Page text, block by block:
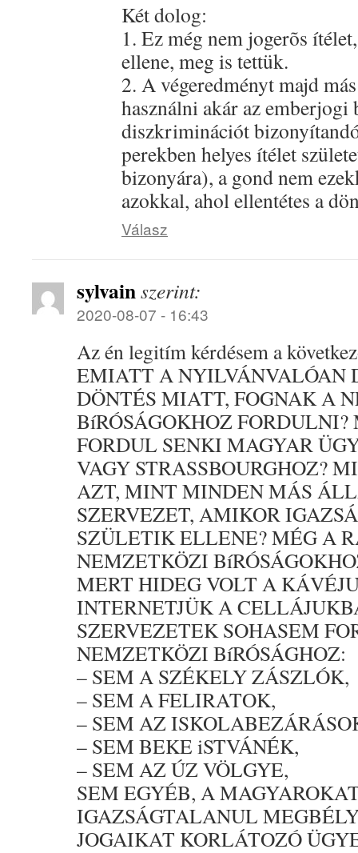
Két dolog:
1. Ez még nem jogerõs
ellene, meg is tettük.
2. A végeredményt majd
használni akár az emberjogi
diszkriminációt
perekben helyes ítélet
bizonyára), a gond nem
azokkal, ahol ellentétes a
Válasz
sylvainszerint:
2020-08-07 - 16:43
Az én legitím kérdésem a
EMIATT A NYILVÁNVALÓAN
DÖNTÉS MIATT, FOGNAK A
BíRÓSÁGOKHOZ
FORDUL SENKI MAGYAR
VAGY STRASSBOURGHOZ?
AZT, MINT MINDEN MÁS
SZERVEZET, AMIKOR
SZÜLETIK ELLENE? MÉG A
NEMZETKÖZI
MERT HIDEG VOLT A
INTERNETJÜK A
SZERVEZETEK SOHASEM
NEMZETKÖZI BíRÓSÁGHOZ:
– SEM A SZÉKELY ZÁSZLÓK,
– SEM A FELIRATOK,
– SEM AZ
– SEM BEKE iSTVÁNÉK,
– SEM AZ ÚZ VÖLGYE,
SEM EGYÉB, A
IGAZSÁGTALANUL
JOGAIKAT KORLÁTOZÓ